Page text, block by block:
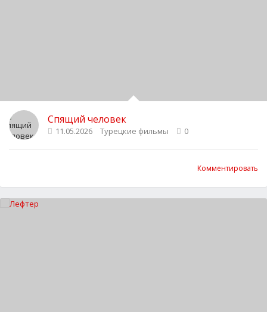
Спящий человек
11.05.2026 Турецкие фильмы 0
Комментировать